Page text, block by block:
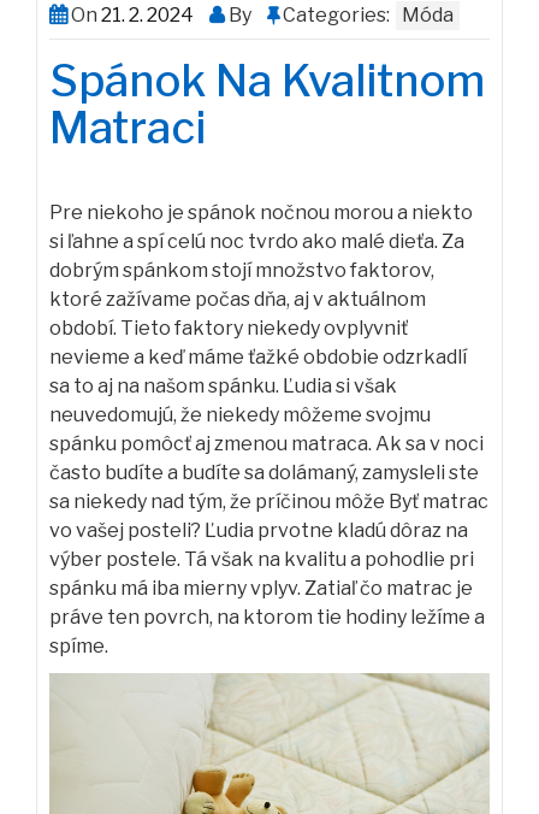
On 21. 2. 2024 By Categories: Móda
Spánok Na Kvalitnom
Matraci
Pre niekoho je spánok nočnou morou a niekto
si ľahne a spí celú noc tvrdo ako malé dieťa. Za
dobrým spánkom stojí množstvo faktorov,
ktoré zažívame počas dňa, aj v aktuálnom
období. Tieto faktory niekedy ovplyvniť
nevieme a keď máme ťažké obdobie odzrkadlí
sa to aj na našom spánku. Ľudia si však
neuvedomujú, že niekedy môžeme svojmu
spánku pomôcť aj zmenou matraca. Ak sa v noci
často budíte a budíte sa dolámaný, zamysleli ste
sa niekedy nad tým, že príčinou môže Byť matrac
vo vašej posteli? Ľudia prvotne kladú dôraz na
výber postele. Tá však na kvalitu a pohodlie pri
spánku má iba mierny vplyv. Zatiaľ čo matrac je
práve ten povrch, na ktorom tie hodiny ležíme a
spíme.